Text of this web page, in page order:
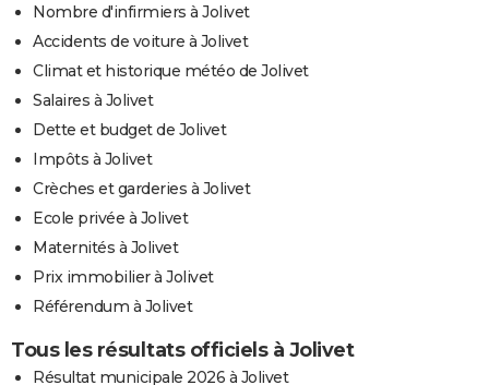
Nombre d'infirmiers à Jolivet
Accidents de voiture à Jolivet
Climat et historique météo de Jolivet
Salaires à Jolivet
Dette et budget de Jolivet
Impôts à Jolivet
Crèches et garderies à Jolivet
Ecole privée à Jolivet
Maternités à Jolivet
Prix immobilier à Jolivet
Référendum à Jolivet
Tous les résultats officiels à Jolivet
Résultat municipale 2026 à Jolivet